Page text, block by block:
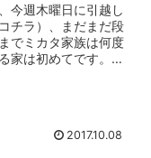
今週木曜日に引越し
チラ）、まだまだ段
でミカタ家族は何度
家は初めてです。マ
2017.10.08